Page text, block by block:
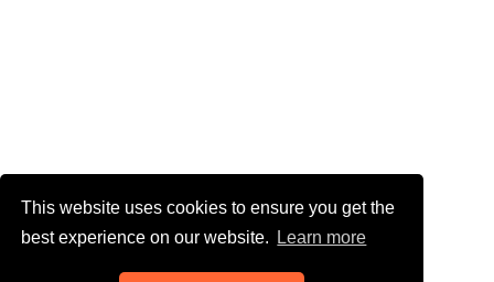
This website uses cookies to ensure you get the
best experience on our website.
Learn more